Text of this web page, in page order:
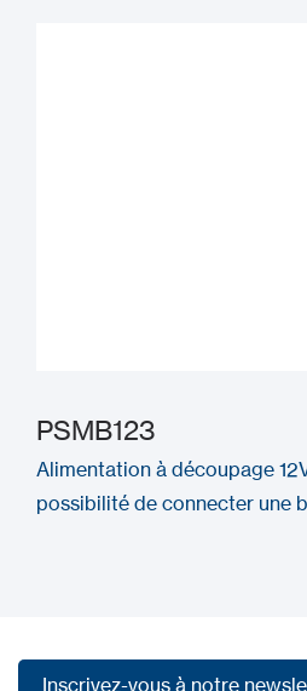
PSMB123
Alimentation à découpage
possibilité de connecter une
Inscrivez-vous à notre